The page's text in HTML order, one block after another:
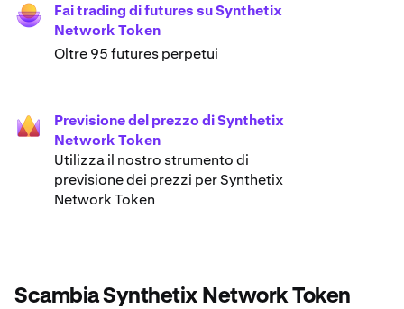
Fai trading di futures su Synthetix
Network Token
Oltre 95 futures perpetui
Previsione del prezzo di Synthetix
Network Token
Utilizza il nostro strumento di
previsione dei prezzi per Synthetix
Network Token
Scambia Synthetix Network Token